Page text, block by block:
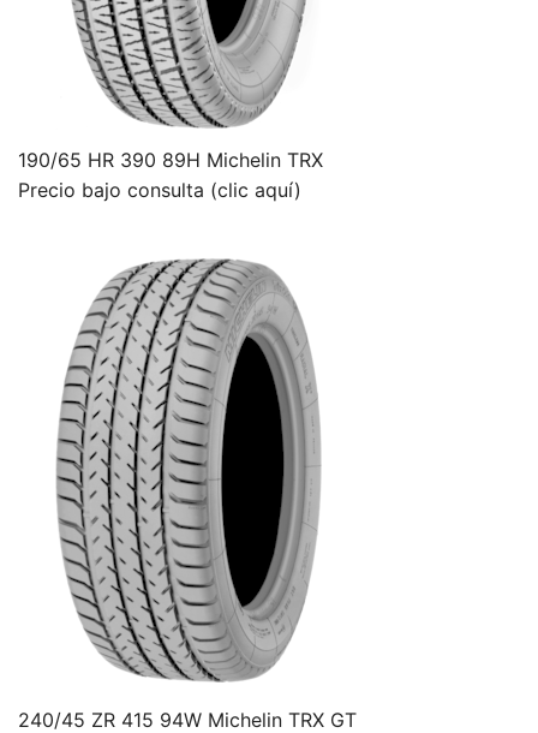
190/65 HR 390 89H Michelin TRX
Precio bajo consulta (clic aquí)
240/45 ZR 415 94W Michelin TRX GT